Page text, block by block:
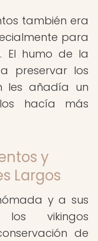
también era
para
El humo de la
preservar los
les añadía un
hacía más
y
Largos
y a sus
los vikingos
de